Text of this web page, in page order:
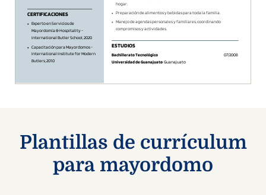
Plantillas de currículum
para mayordomo